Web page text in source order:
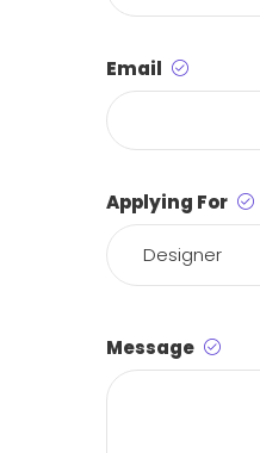
Email
Applying For
Designer
Message